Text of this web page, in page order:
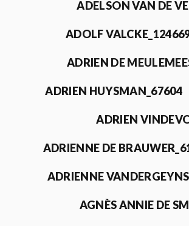
ADELSON VAN DE
ADOLF
ADRIEN DE
ADRIEN HUYSMAN_67604
ADRIEN
ADRIENNE DE
ADRIENNE
AGNÈS ANNIE DE